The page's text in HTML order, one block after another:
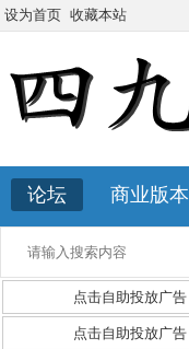
设为首页 收藏本站
论坛 商业版本
点击自助投放广告
点击自助投放广告